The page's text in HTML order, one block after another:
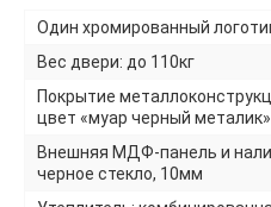
Один хромированный
Вес двери: до 110кг
Покрытие
цвет «муар черный металик»
Внешняя МДФ-панель и
черное стекло, 10мм